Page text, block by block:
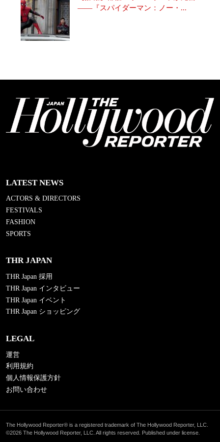
――『スパイダーマン：ノー・...
LATEST NEWS
ACTORS & DIRECTORS
FESTIVALS
FASHION
SPORTS
THR JAPAN
THR Japan 採用
THR Japan インタビュー
THR Japan イベント
THR Japan ショッピング
LEGAL
運営
利用規約
個人情報保護方針
お問い合わせ
The Hollywood Reporter® is a registered trademark of The Hollywood Reporter, LLC.
©2026 The Hollywood Reporter, LLC. All rights reserved. Published under license.